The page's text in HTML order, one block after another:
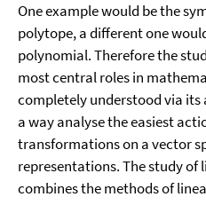
One example would be the
polytope, a different one
polynomial. Therefore the
most central roles in
completely understood via its
a way analyse the easiest
transformations on a vector
representations. The study of
combines the methods of